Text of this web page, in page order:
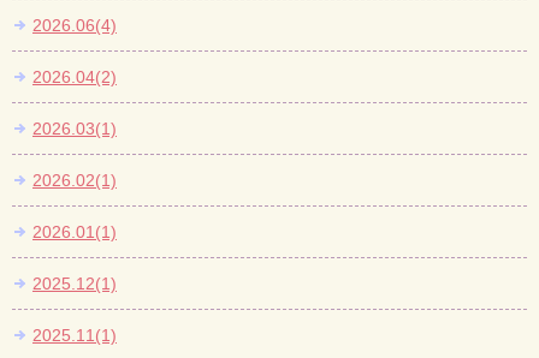
2026.06(4)
2026.04(2)
2026.03(1)
2026.02(1)
2026.01(1)
2025.12(1)
2025.11(1)